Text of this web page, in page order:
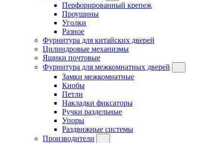
Перфорированный крепеж
Проушины
Уголки
Разное
Фурнитура для китайских дверей
Цилиндровые механизмы
Ящики почтовые
Фурнитура для межкомнатных дверей
Замки межкомнатные
Кнобы
Петли
Накладки фиксаторы
Ручки раздельные
Упоры
Раздвижные системы
Производители